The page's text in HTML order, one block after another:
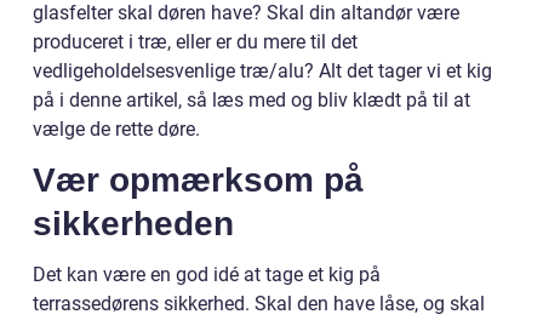
glasfelter skal døren have? Skal din altandør være
produceret i træ, eller er du mere til det
vedligeholdelsesvenlige træ/alu? Alt det tager vi et kig
på i denne artikel, så læs med og bliv klædt på til at
vælge de rette døre.
Vær opmærksom på
sikkerheden
Det kan være en god idé at tage et kig på
terrassedørens sikkerhed. Skal den have låse, og skal